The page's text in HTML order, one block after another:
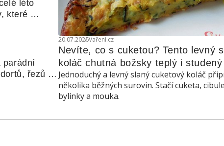
20.07.2026Vaření.cz
Nevíte, co s cuketou? Tento levný
koláč chutná božsky teplý i studený
Jednoduchý a levný slaný cuketový koláč
několika běžných surovin. Stačí cuketa,
bylinky a mouka.
léto
které
nebo
parádní
řezů a